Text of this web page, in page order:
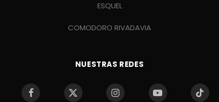
ESQUEL
COMODORO RIVADAVIA
NUESTRAS REDES
Facebook X Instagram YouTube